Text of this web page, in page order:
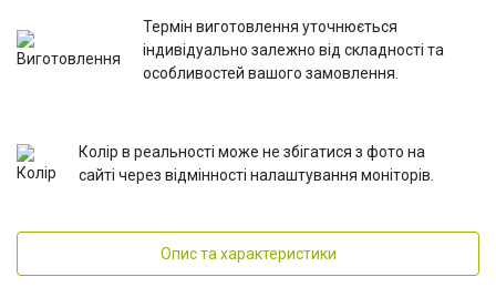
Термін виготовлення уточнюється
індивідуально залежно від складності та
особливостей вашого замовлення.
Колір в реальності може не збігатися з фото на
сайті через відмінності налаштування моніторів.
Опис та характеристики